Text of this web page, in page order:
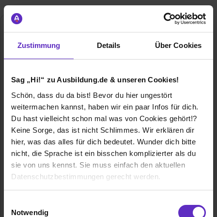
Zustimmung Details Über Cookies
Sag „Hi!“ zu Ausbildung.de & unseren Cookies!
Schön, dass du da bist! Bevor du hier ungestört
weitermachen kannst, haben wir ein paar Infos für dich.
Du hast vielleicht schon mal was von Cookies gehört!?
Keine Sorge, das ist nicht Schlimmes. Wir erklären dir
hier, was das alles für dich bedeutet. Wunder dich bitte
nicht, die Sprache ist ein bisschen komplizierter als du
sie von uns kennst. Sie muss einfach den aktuellen
Datenschutzbestimmungen gerecht werden.
Notwendig
Dipl.-Ing. H. Bendl GmbH & Co. KG
Bauunternehmen
Lußweg 2
89312 Günzburg
+49 8221.9009-22
E-Mail anzeigen
Gründungsjahr
über 160